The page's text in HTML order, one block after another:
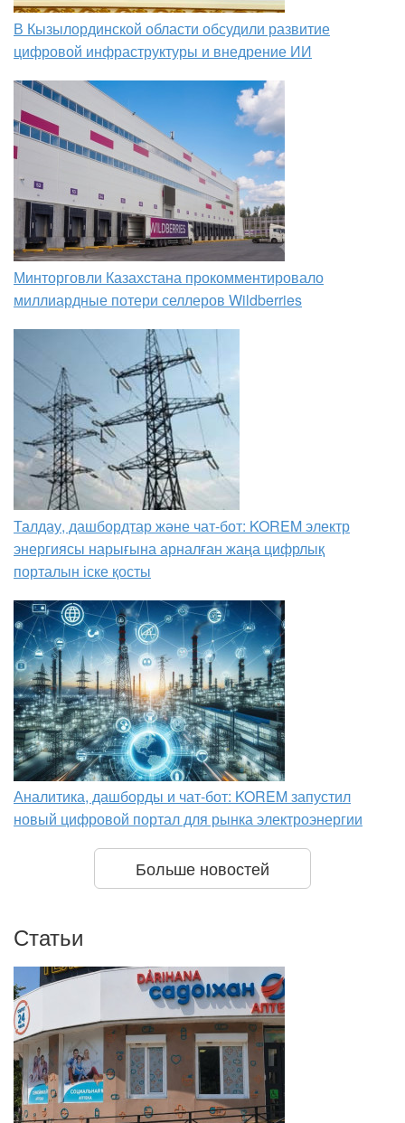
В Кызылординской области обсудили развитие
цифровой инфраструктуры и внедрение ИИ
Минторговли Казахстана прокомментировало
миллиардные потери селлеров Wildberries
Талдау, дашбордтар және чат-бот: KOREM электр
энергиясы нарығына арналған жаңа цифрлық
порталын іске қосты
Аналитика, дашборды и чат-бот: KOREM запустил
новый цифровой портал для рынка электроэнергии
Больше новостей
Статьи